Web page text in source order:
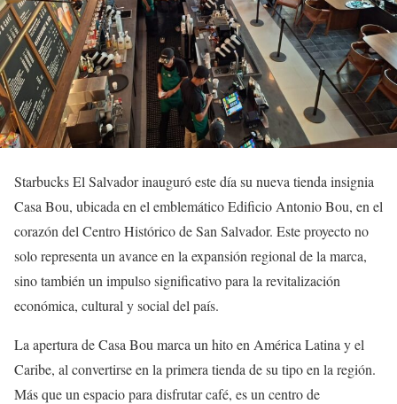
Starbucks El Salvador inauguró este día su nueva tienda insignia
Casa Bou, ubicada en el emblemático Edificio Antonio Bou, en el
corazón del Centro Histórico de San Salvador. Este proyecto no
solo representa un avance en la expansión regional de la marca,
sino también un impulso significativo para la revitalización
económica, cultural y social del país.
La apertura de Casa Bou marca un hito en América Latina y el
Caribe, al convertirse en la primera tienda de su tipo en la región.
Más que un espacio para disfrutar café, es un centro de